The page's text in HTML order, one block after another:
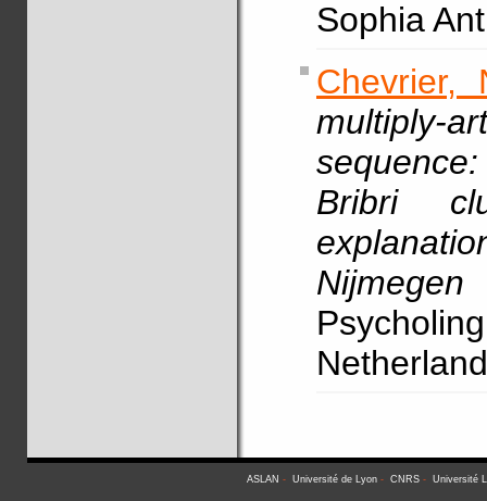
Sophia
Chevrier,
multiply-
Bribri
ASLAN - Université de Lyon- CNRS- Université